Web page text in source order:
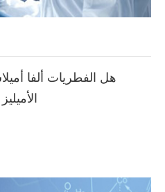
هل الفطريات ألفا